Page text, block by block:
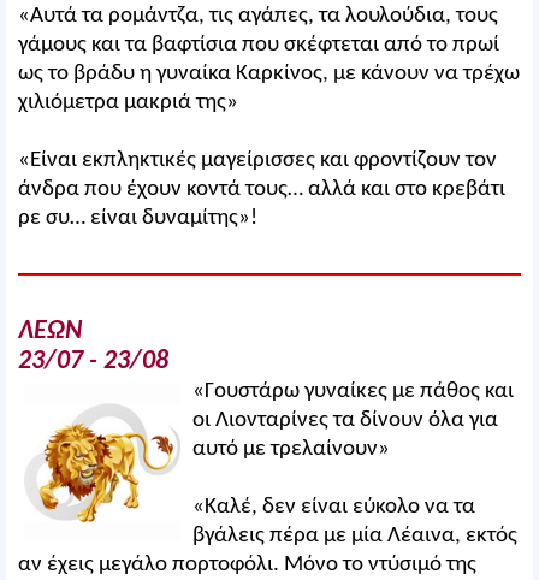
«Αυτά τα ρομάντζα, τις αγάπες, τα λουλούδια, τους
γάμους και τα βαφτίσια που σκέφτεται από το πρωί
ως το βράδυ η γυναίκα Καρκίνος, με κάνουν να τρέχω
χιλιόμετρα μακριά της»
«Είναι εκπληκτικές μαγείρισσες και φροντίζουν τον
άνδρα που έχουν κοντά τους… αλλά και στο κρεβάτι
ρε συ… είναι δυναμίτης»!
ΛΕΩΝ
23/07 - 23/08
«Γουστάρω γυναίκες με πάθος και
οι Λιονταρίνες τα δίνουν όλα για
αυτό με τρελαίνουν»
«Καλέ, δεν είναι εύκολο να τα
βγάλεις πέρα με μία Λέαινα, εκτός
αν έχεις μεγάλο πορτοφόλι. Μόνο το ντύσιμό της